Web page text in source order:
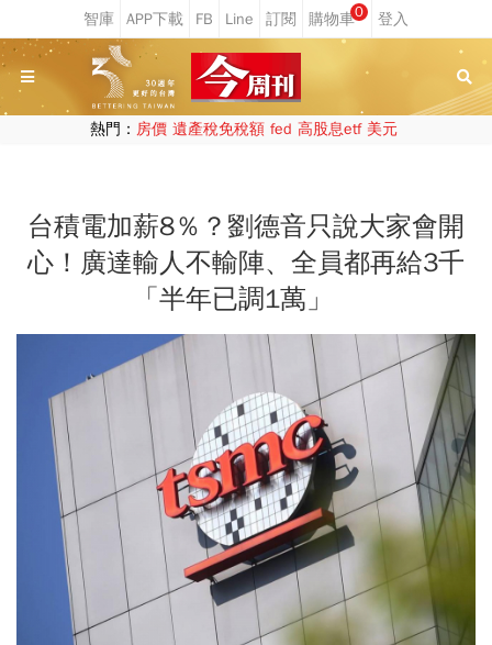
0
熱門： 房價 遺產稅免稅額 fed 高股息etf 美元
台積電加薪8％？劉德音只說大家會開
心！廣達輸人不輸陣、全員都再給3千
「半年已調1萬」